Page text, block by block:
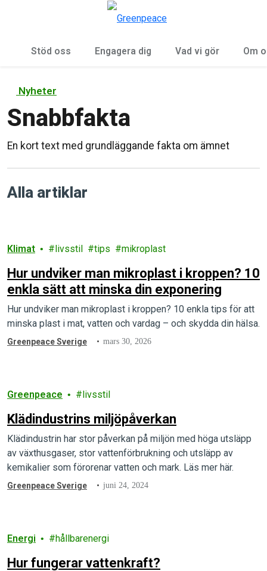
Stöd oss Engagera dig Vad vi gör Om
Nyheter
Snabbfakta
En kort text med grundläggande fakta om ämnet
Alla artiklar
Klimat livsstil tips mikroplast
Hur undviker man mikroplast i kroppen? 10
enkla sätt att minska din exponering
Hur undviker man mikroplast i kroppen? 10 enkla tips för att
minska plast i mat, vatten och vardag – och skydda din hälsa.
Greenpeace Sverige mars 30, 2026
Greenpeace livsstil
Klädindustrins miljöpåverkan
Klädindustrin har stor påverkan på miljön med höga utsläpp
av växthusgaser, stor vattenförbrukning och utsläpp av
kemikalier som förorenar vatten och mark. Läs mer här.
Greenpeace Sverige juni 24, 2024
Energi hållbarenergi
Hur fungerar vattenkraft?